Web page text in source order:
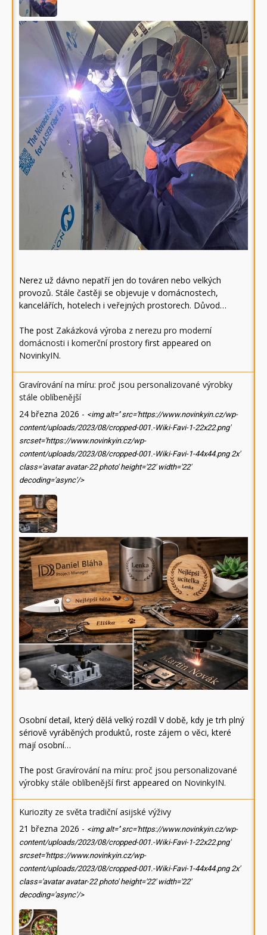
Nerez už dávno nepatří jen do továren nebo velkých
provozů. Stále častěji se objevuje v domácnostech,
kancelářích, hotelech i veřejných prostorech. Důvod…
The post Zakázková výroba z nerezu pro moderní
domácnosti i komerční prostory first appeared on
NovinkyIN.
Gravírování na míru: proč jsou personalizované výrobky
stále oblíbenější
24 března 2026 - <img alt='' src='https://www.novinkyin.cz/wp-
content/uploads/2023/08/cropped-001.-Wiki-Favi-1-22x22.png'
srcset='https://www.novinkyin.cz/wp-
content/uploads/2023/08/cropped-001.-Wiki-Favi-1-44x44.png 2x'
class='avatar avatar-22 photo' height='22' width='22'
decoding='async'/>
Osobní detail, který dělá velký rozdíl V době, kdy je trh plný
sériově vyráběných produktů, roste zájem o věci, které
mají osobní…
The post Gravírování na míru: proč jsou personalizované
výrobky stále oblíbenějšífirst appeared on NovinkyIN.
Kuriozity ze světa tradiční asijské výživy
21 března 2026 - <img alt='' src='https://www.novinkyin.cz/wp-
content/uploads/2023/08/cropped-001.-Wiki-Favi-1-22x22.png'
srcset='https://www.novinkyin.cz/wp-
content/uploads/2023/08/cropped-001.-Wiki-Favi-1-44x44.png 2x'
class='avatar avatar-22 photo' height='22' width='22'
decoding='async'/>